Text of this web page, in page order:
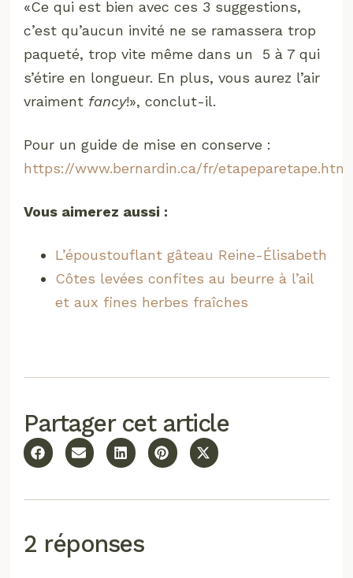
«Ce qui est bien avec ces 3 suggestions,
c’est qu’aucun invité ne se ramassera trop
paqueté, trop vite même dans un 5 à 7 qui
s’étire en longueur. En plus, vous aurez l’air
vraiment fancy!», conclut-il.
Pour un guide de mise en conserve :
https://www.bernardin.ca/fr/etapeparetape.htm
Vous aimerez aussi :
L’époustouflant gâteau Reine-Élisabeth
Côtes levées confites au beurre à l’ail
et aux fines herbes fraîches
Partager cet article
2 réponses